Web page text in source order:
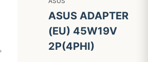
ASUS ADAPTER
(EU) 45W19V
2P(4PHI)